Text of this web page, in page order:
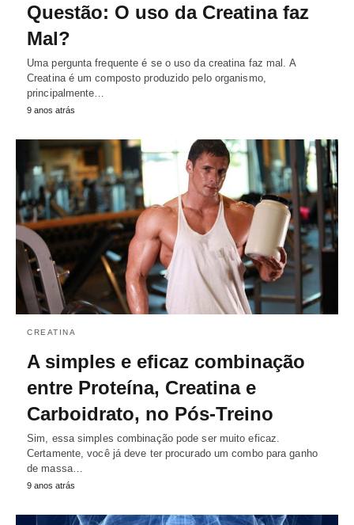
Questão: O uso da Creatina faz
Mal?
Uma pergunta frequente é se o uso da creatina faz mal. A
Creatina é um composto produzido pelo organismo,
principalmente…
9 anos atrás
CREATINA
A simples e eficaz combinação
entre Proteína, Creatina e
Carboidrato, no Pós-Treino
Sim, essa simples combinação pode ser muito eficaz.
Certamente, você já deve ter procurado um combo para ganho
de massa…
9 anos atrás